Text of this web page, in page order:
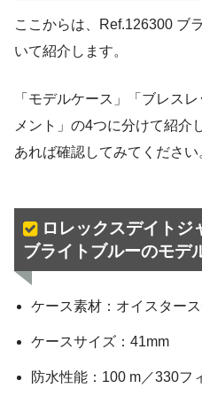
ここからは、Ref.126300 ブ
いて紹介します。
「モデルケース」「ブレス
メント」の4つに分けて紹介
あれば確認してみてください
ロレックスデイト
ブライトブルーのモデ
ケース素材：オイスター
ケースサイズ：41mm
防水性能：100 m／330フ